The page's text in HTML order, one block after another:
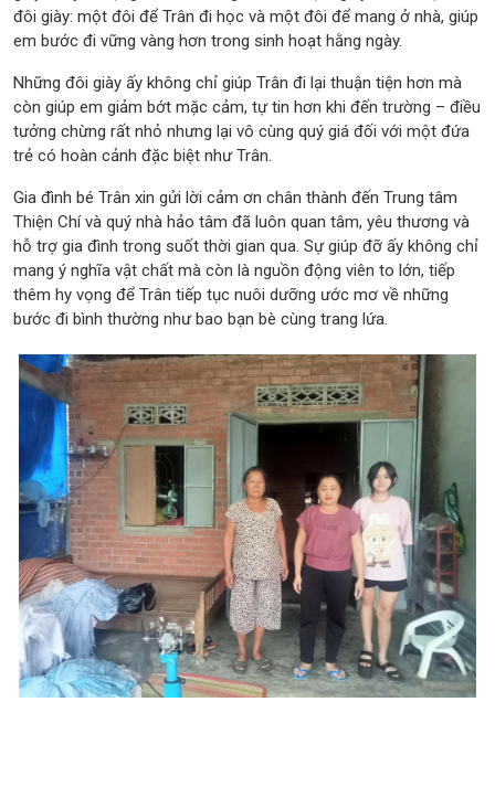
đôi giày: một đôi để Trân đi học và một đôi để mang ở nhà, giúp
em bước đi vững vàng hơn trong sinh hoạt hằng ngày.
Những đôi giày ấy không chỉ giúp Trân đi lại thuận tiện hơn mà
còn giúp em giảm bớt mặc cảm, tự tin hơn khi đến trường – điều
tưởng chừng rất nhỏ nhưng lại vô cùng quý giá đối với một đứa
trẻ có hoàn cảnh đặc biệt như Trân.
Gia đình bé Trân xin gửi lời cảm ơn chân thành đến Trung tâm
Thiện Chí và quý nhà hảo tâm đã luôn quan tâm, yêu thương và
hỗ trợ gia đình trong suốt thời gian qua. Sự giúp đỡ ấy không chỉ
mang ý nghĩa vật chất mà còn là nguồn động viên to lớn, tiếp
thêm hy vọng để Trân tiếp tục nuôi dưỡng ước mơ về những
bước đi bình thường như bao bạn bè cùng trang lứa.